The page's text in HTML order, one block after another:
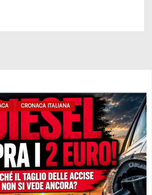
CRONACA ITALIANA